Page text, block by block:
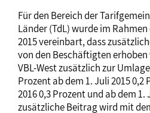
Für den Bereich der
Länder (TdL) wurde im
2015 vereinbart, dass
von den Beschäftigten
VBL-West zusätzlich zur
Prozent ab dem 1. Juli 2015 0,2
2016 0,3 Prozent und ab dem 1.
zusätzliche Beitrag wird mit